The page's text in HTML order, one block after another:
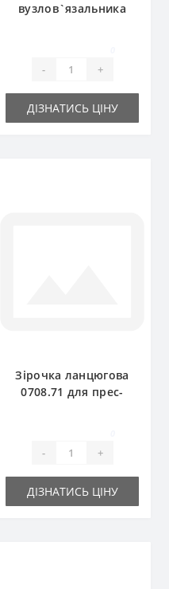
вузлов`язальника
- +
ДІЗНАТИСЬ ЦІНУ
Зірочка ланцюгова
0708.71 для прес-
- +
ДІЗНАТИСЬ ЦІНУ